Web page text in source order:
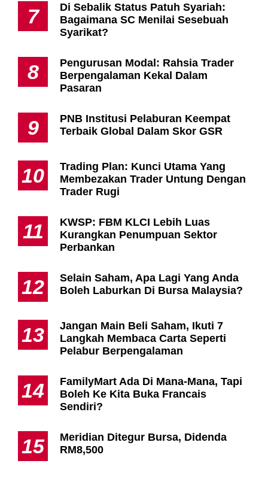
7
Di Sebalik Status Patuh Syariah:
Bagaimana SC Menilai Sesebuah
Syarikat?
8
Pengurusan Modal: Rahsia Trader
Berpengalaman Kekal Dalam
Pasaran
9
PNB Institusi Pelaburan Keempat
Terbaik Global Dalam Skor GSR
10
Trading Plan: Kunci Utama Yang
Membezakan Trader Untung Dengan
Trader Rugi
11
KWSP: FBM KLCI Lebih Luas
Kurangkan Penumpuan Sektor
Perbankan
12
Selain Saham, Apa Lagi Yang Anda
Boleh Laburkan Di Bursa Malaysia?
13
Jangan Main Beli Saham, Ikuti 7
Langkah Membaca Carta Seperti
Pelabur Berpengalaman
14
FamilyMart Ada Di Mana-Mana, Tapi
Boleh Ke Kita Buka Francais
Sendiri?
15
Meridian Ditegur Bursa, Didenda
RM8,500